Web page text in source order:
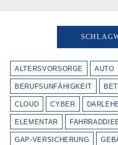
ALTERSVORSORGE AUTO
BERUFSUNFÄHIGKEIT
CLOUD CYBER
ELEMENTAR
GAP-VERSICHERUNG